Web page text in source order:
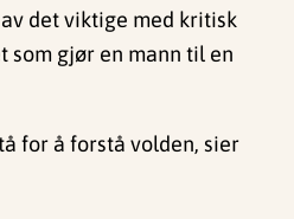
det viktige med kritisk
som gjør en mann til en
for å forstå volden, sier